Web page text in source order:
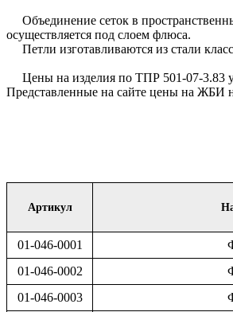
Объединение сеток в
осуществляется под слоем флюса.
Петли изготавливаются из стали
Цены на изделия по ТПР 501-07-3.83
Представленные на сайте цены на ЖБИ
Артикул
01-046-0001
01-046-0002
01-046-0003